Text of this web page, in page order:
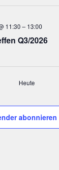
Q3/2026
11:30 – 13:00
Heute
abonnieren